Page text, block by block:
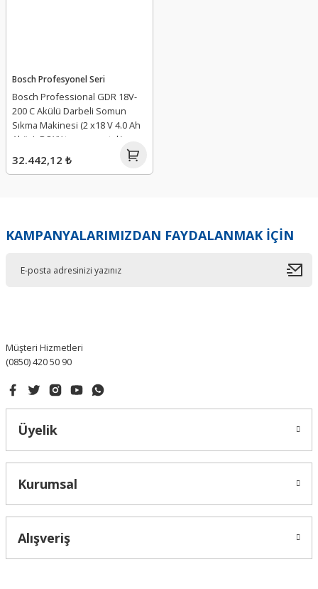
Bosch Profesyonel Seri
Bosch Professional GDR 18V-
200 C Akülü Darbeli Somun
Sıkma Makinesi (2 x18 V 4.0 Ah
Akü, L-BOXX taşıma çantalı)
32.442,12 ₺
KAMPANYALARIMIZDAN FAYDALANMAK İÇİN
Müşteri Hizmetleri
(0850) 420 50 90
Üyelik
Kurumsal
Alışveriş